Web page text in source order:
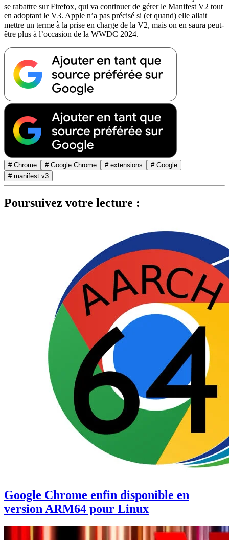
se rabattre sur Firefox, qui va continuer de gérer le Manifest V2 tout
en adoptant le V3. Apple n’a pas précisé si (et quand) elle allait
mettre un terme à la prise en charge de la V2, mais on en saura peut-
être plus à l’occasion de la WWDC 2024.
# Chrome # Google Chrome # extensions
# Google
# manifest v3
Poursuivez votre lecture :
Google Chrome enfin disponible en
version ARM64 pour Linux